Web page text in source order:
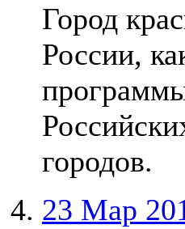
Город
России,
городов.
23 Мар